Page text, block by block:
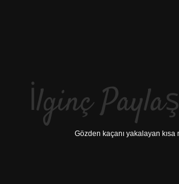
İlginç
Gözden kaçanı yakalayan kısa